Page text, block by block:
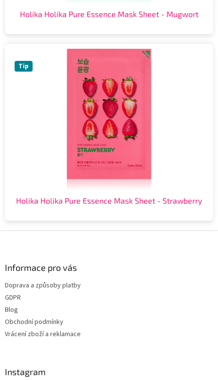
Holika Holika Pure Essence Mask Sheet - Mugwort
Tip
Holika Holika Pure Essence Mask Sheet - Strawberry
Informace pro vás
Doprava a způsoby platby
GDPR
Blog
Obchodní podmínky
Vrácení zboží a reklamace
Instagram